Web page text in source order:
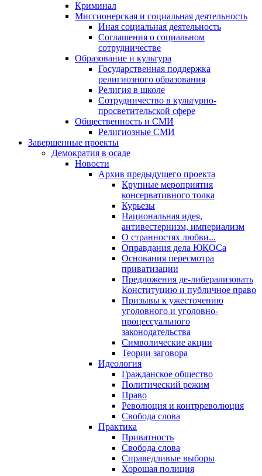
Криминал
Миссионерская и социальная деятельность
Иная социальная деятельность
Соглашения о социальном
сотрудничестве
Образование и культура
Государственная поддержка
религиозного образования
Религия в школе
Сотрудничество в культурно-
просветительской сфере
Общественность и СМИ
Религиозные СМИ
Завершенные проекты
Демократия в осаде
Новости
Архив предыдущего проекта
Крупные мероприятия
консервативного толка
Курьезы
Национальная идея,
антивестернизм, империализм
О странностях любви...
Оправдания дела ЮКОСа
Основания пересмотра
приватизации
Предложения де-либерализовать
Конституцию и публичное право
Призывы к ужесточению
уголовного и уголовно-
процессуального
законодательства
Символические акции
Теории заговора
Идеология
Гражданское общество
Политический режим
Право
Революция и контрреволюция
Свобода слова
Практика
Приватность
Свобода слова
Справедливые выборы
Хорошая полиция